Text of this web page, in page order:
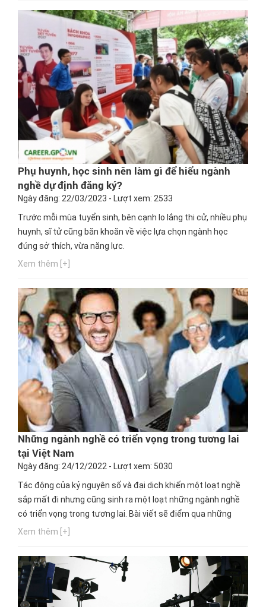
Phụ huynh, học sinh nên làm gì để hiểu ngành
nghề dự định đăng ký?
Ngày đăng: 22/03/2023 - Lượt xem: 2533
Trước mỗi mùa tuyển sinh, bên cạnh lo lắng thi cử, nhiều phụ
huynh, sĩ tử cũng băn khoăn về việc lựa chọn ngành học
đúng sở thích, vừa năng lực.
Xem thêm [+]
Những ngành nghề có triển vọng trong tương lai
tại Việt Nam
Ngày đăng: 24/12/2022 - Lượt xem: 5030
Tác động của kỷ nguyên số và đại dịch khiến một loạt nghề
sắp mất đi nhưng cũng sinh ra một loạt những ngành nghề
có triển vọng trong tương lai. Bài viết sẽ điểm qua những
khối ngành được xem là “miền đất hứa” với đa dạng việc làm
Xem thêm [+]